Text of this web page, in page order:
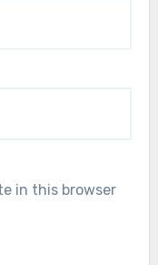
in this browser